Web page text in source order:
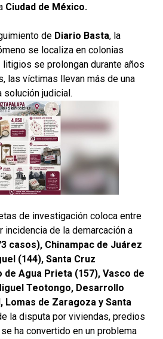
Ciudad de México.
de Diario Basta, la
se localiza en colonias
se prolongan durante años
las víctimas llevan más de una
solución judicial.
de investigación coloca entre
incidencia de la demarcación a
casos), Chinampac de Juárez
(144), Santa Cruz
de Agua Prieta (157), Vasco de
Teotongo, Desarrollo
Lomas de Zaragoza y Santa
la disputa por viviendas, predios
ha convertido en un problema